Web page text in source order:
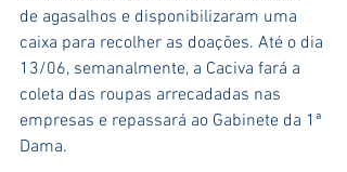
de agasalhos e disponibilizaram uma
caixa para recolher as doações. Até o dia
13/06, semanalmente, a Caciva fará a
coleta das roupas arrecadadas nas
empresas e repassará ao Gabinete da 1ª
Dama.